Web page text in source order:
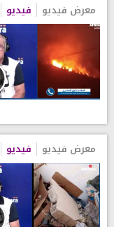
معرض فيديو فيديو
معرض فيديو فيديو